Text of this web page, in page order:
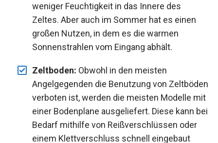
weniger Feuchtigkeit in das Innere des
Zeltes. Aber auch im Sommer hat es einen
großen Nutzen, in dem es die warmen
Sonnenstrahlen vom Eingang abhält.
Zeltboden: Obwohl in den meisten
Angelgegenden die Benutzung von Zeltböden
verboten ist, werden die meisten Modelle mit
einer Bodenplane ausgeliefert. Diese kann bei
Bedarf mithilfe von Reißverschlüssen oder
einem Klettverschluss schnell eingebaut